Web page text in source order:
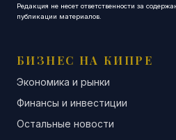
Редакция не несет ответственности за
публикации материалов.
БИЗНЕС НА КИПРЕ
Экономика и рынки
Финансы и инвестиции
Остальные новости